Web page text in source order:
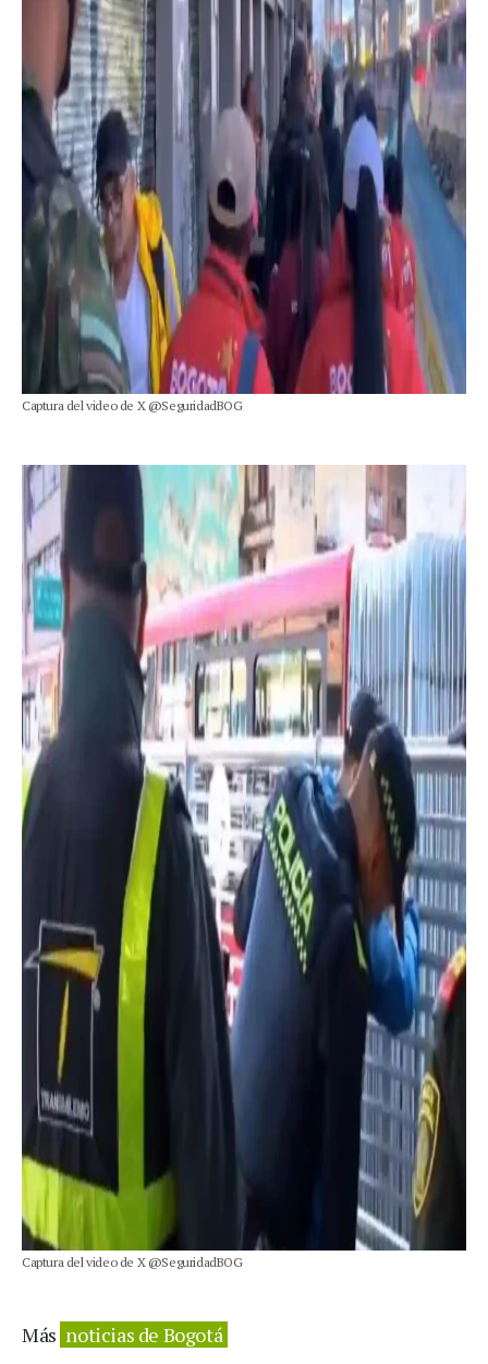
Captura del video de X @SeguridadBOG
Captura del video de X @SeguridadBOG
Más noticias de Bogotá